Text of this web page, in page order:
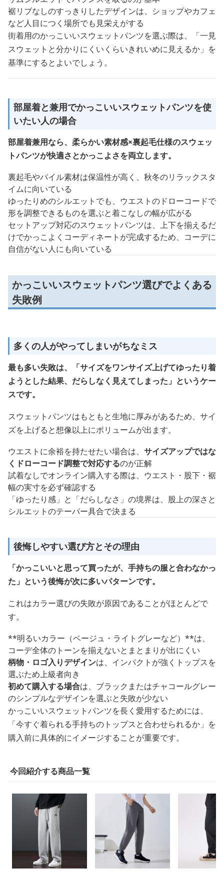
裾リブなしのすっきりしたデザインは、ショップやカフェ
など人目につく場所でも見栄えがする
街着用のかっこいいスウェットパンツを選ぶ際は、「一見
スウェットと分かりにくいくらいきれいめに見えるか」を
基準にするとよいでしょう。
部屋着と兼用でかっこいいスウェットパンツを使
いたい人の場合
部屋着兼用なら、柔らかい素材感×裏起毛仕様のスウェッ
トパンツが快適さとかっこよさを両立します。
裏起毛やパイル素材は保温性が高く、秋冬のリラックスタ
イムに向いている
ゆったりめのシルエットでも、ウエストのドローコードで
形を調整できるものを選ぶと着こなしの幅が広がる
セットアップ対応のスウェットパンツは、上下を揃えるだ
けでかっこよくコーディネートが完成するため、コーデに
自信がない人にも向いている
かっこいいスウェットパンツ選びでよくある
失敗例
多くの人がやってしまいがちなミス
最も多い失敗は、「サイズをワンサイズ上げてゆったり着
ようとした結果、だらしなく見えてしまった」というケー
スです。
スウェットパンツはもともと生地に厚みがあるため、サイ
ズを上げると想像以上にボリュームが出ます。
ウエストに余裕を持たせたい場合は、 サイズアップではな
くドローコード調整で対応するのが正解
試着なしでオンライン購入する際は、ウエスト・股下・裾
幅の実寸を必ず確認する
「ゆったり感」と「だらしなさ」の境界は、股上の深さと
シルエットのテーパー具合で決まる
後悔しやすい選び方とその理由
「かっこいいと思って買ったが、手持ちの服と合わなかっ
た」という後悔が次に多いパターンです。
これはカラー選びの失敗が原因であることがほとんどで
す。
**明るいカラー（ベージュ・ライトグレーなど）**は、
コーデ全体のトーンを揃えないとまとまりが出にくい
柄物・ロゴ入りデザインは、インパクトが強くトップスを
選ぶため上級者向き
初めて購入する場合は、ブラックまたはチャコールグレー
のシンプルなデザインを選ぶと失敗が少ない
かっこいいスウェットパンツを長く愛用するためには、
「今すぐ着られる手持ちのトップスと合わせられるか」を
購入前に具体的にイメージすることが重要です。
今回紹介する商品一覧